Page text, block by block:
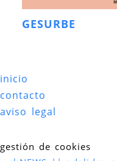
GESURBE
inicio
contacto
aviso legal
gestión de cookies